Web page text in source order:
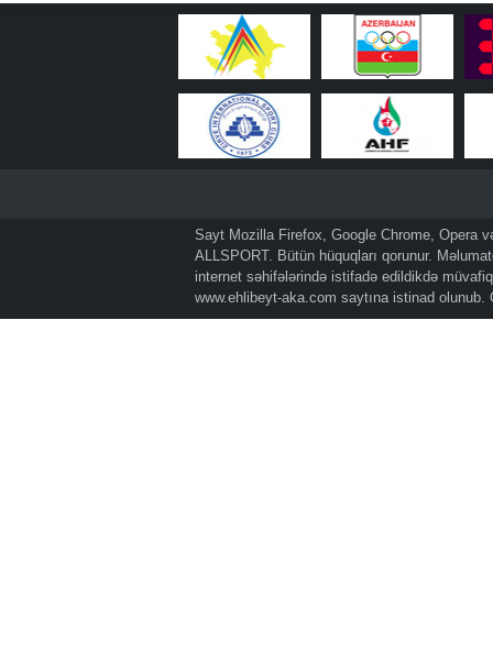
Sayt Mozilla Firefox, Google Chrome, Opera
ALLSPORT. Bütün hüquqları qorunur.
internet səhifələrində istifadə edildikdə
www.ehlibeyt-aka.com saytına istinad olunub.